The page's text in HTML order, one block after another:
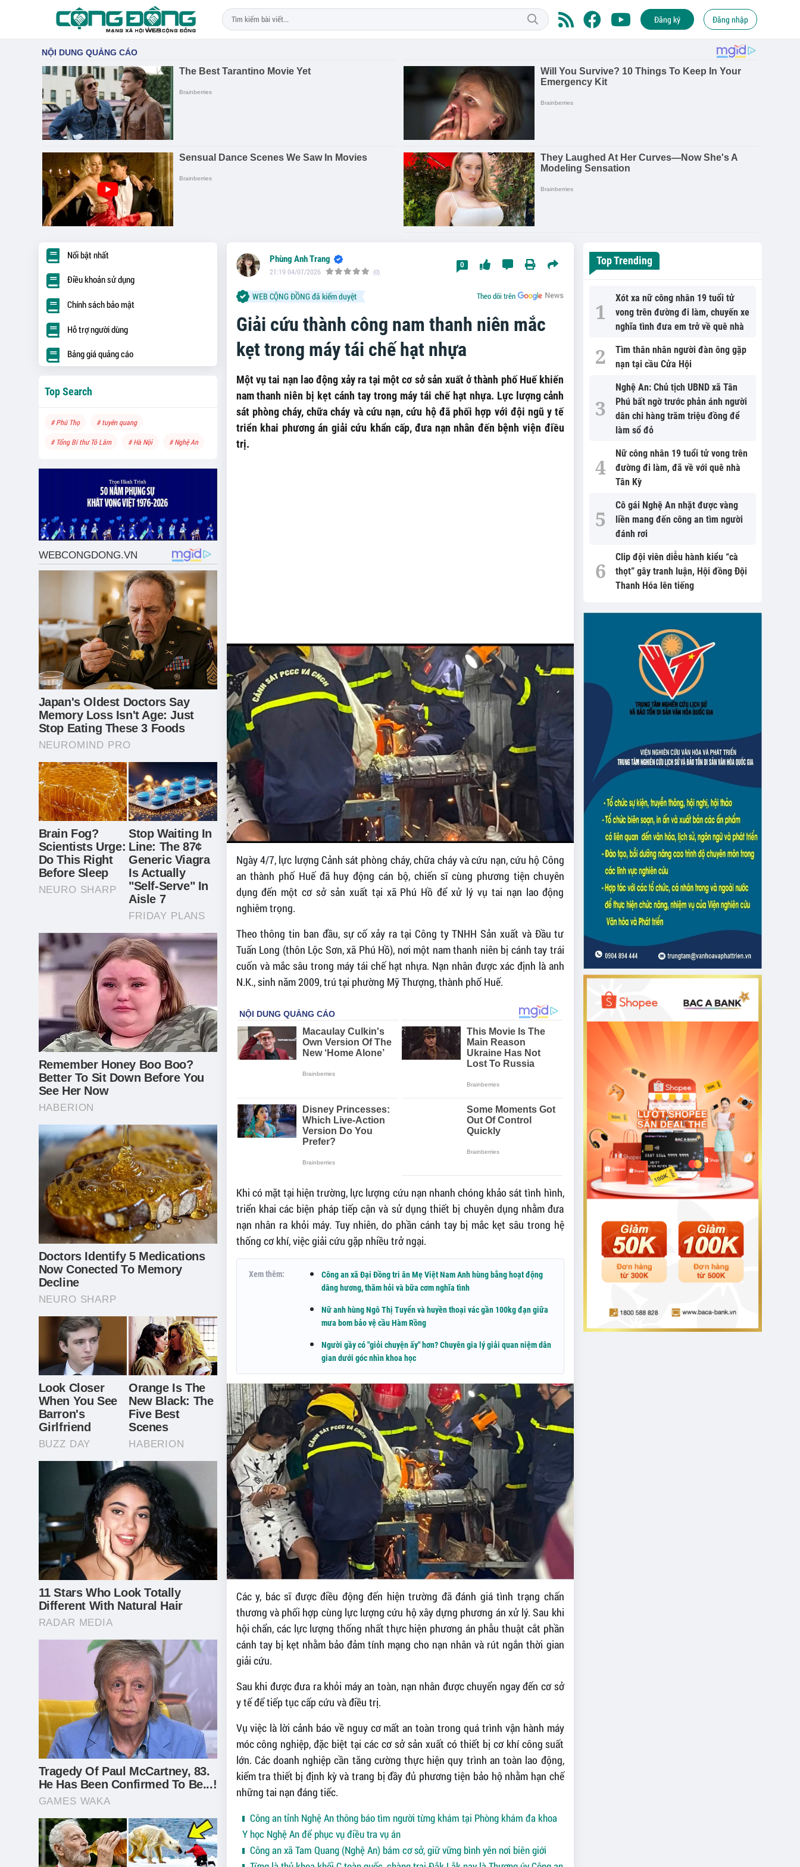
Đăng ký Đăng nhập
Giải cứu thành công nam thanh niên mắc
kẹt trong máy tái chế hạt nhựa
Một vụ tai nạn lao động xảy ra tại một cơ sở sản xuất ở thành phố Huế khiến
nam thanh niên bị kẹt cánh tay trong máy tái chế hạt nhựa. Lực lượng cảnh
sát phòng cháy, chữa cháy và cứu nạn, cứu hộ đã phối hợp với đội ngũ y tế
triển khai phương án giải cứu khẩn cấp, đưa nạn nhân đến bệnh viện điều
trị.
Phùng Anh Trang
21:19 04/07/2026 (0)
0
Theo dõi trên
WEB CỘNG ĐỒNG đã kiểm duyệt
Ngày 4/7, lực lượng Cảnh sát phòng cháy, chữa cháy và cứu nạn, cứu hộ Công
an thành phố Huế đã huy động cán bộ, chiến sĩ cùng phương tiện chuyên
dụng đến một cơ sở sản xuất tại xã Phú Hồ để xử lý vụ tai nạn lao động
nghiêm trọng.
Theo thông tin ban đầu, sự cố xảy ra tại Công ty TNHH Sản xuất và Đầu tư
Tuấn Long (thôn Lộc Sơn, xã Phú Hồ), nơi một nam thanh niên bị cánh tay trái
cuốn và mắc sâu trong máy tái chế hạt nhựa. Nạn nhân được xác định là anh
N.K., sinh năm 2009, trú tại phường Mỹ Thượng, thành phố Huế.
Khi có mặt tại hiện trường, lực lượng cứu nạn nhanh chóng khảo sát tình hình,
triển khai các biện pháp tiếp cận và sử dụng thiết bị chuyên dụng nhằm đưa
nạn nhân ra khỏi máy. Tuy nhiên, do phần cánh tay bị mắc kẹt sâu trong hệ
thống cơ khí, việc giải cứu gặp nhiều trở ngại.
Xem thêm:
Công an xã Đại Đồng tri ân Mẹ Việt Nam Anh hùng bằng hoạt động
dâng hương, thăm hỏi và bữa cơm nghĩa tình
Nữ anh hùng Ngô Thị Tuyển và huyền thoại vác gần 100kg đạn giữa
mưa bom bảo vệ cầu Hàm Rồng
Người gầy có "giỏi chuyện ấy" hơn? Chuyên gia lý giải quan niệm dân
gian dưới góc nhìn khoa học
Các y, bác sĩ được điều động đến hiện trường đã đánh giá tình trạng chấn
thương và phối hợp cùng lực lượng cứu hộ xây dựng phương án xử lý. Sau khi
hội chẩn, các lực lượng thống nhất thực hiện phương án phẫu thuật cắt phần
cánh tay bị kẹt nhằm bảo đảm tính mạng cho nạn nhân và rút ngắn thời gian
giải cứu.
Sau khi được đưa ra khỏi máy an toàn, nạn nhân được chuyển ngay đến cơ sở
y tế để tiếp tục cấp cứu và điều trị.
Vụ việc là lời cảnh báo về nguy cơ mất an toàn trong quá trình vận hành máy
móc công nghiệp, đặc biệt tại các cơ sở sản xuất có thiết bị cơ khí công suất
lớn. Các doanh nghiệp cần tăng cường thực hiện quy trình an toàn lao động,
kiểm tra thiết bị định kỳ và trang bị đầy đủ phương tiện bảo hộ nhằm hạn chế
những tai nạn đáng tiếc.
Công an tỉnh Nghệ An thông báo tìm người từng khám tại Phòng khám đa khoa
Y học Nghệ An để phục vụ điều tra vụ án
Công an xã Tam Quang (Nghệ An) bám cơ sở, giữ vững bình yên nơi biên giới
Nổi bật nhất
Điều khoản sử dụng
Chính sách bảo mật
Hỗ trợ người dùng
Bảng giá quảng cáo
Top Search
# Phú Thọ # tuyên quang
# Tổng Bí thư Tô Lâm # Hà Nội # Nghệ An
Top Trending
Xót xa nữ công nhân 19 tuổi tử
vong trên đường đi làm, chuyến xe
nghĩa tình đưa em trở về quê nhà
Tìm thân nhân người đàn ông gặp
nạn tại cầu Cửa Hội
Nghệ An: Chủ tịch UBND xã Tân
Phú bất ngờ trước phản ánh người
dân chi hàng trăm triệu đồng để
làm sổ đỏ
Nữ công nhân 19 tuổi tử vong trên
đường đi làm, đã về với quê nhà
Tân Kỳ
Cô gái Nghệ An nhặt được vàng
liền mang đến công an tìm người
đánh rơi
Clip đội viên diễu hành kiểu “cà
thọt” gây tranh luận, Hội đồng Đội
Thanh Hóa lên tiếng